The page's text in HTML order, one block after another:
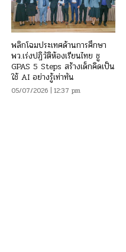
พลิกโฉมประเทศด้านการศึกษา
พว.เร่งปฏิวัติห้องเรียนไทย ชู
GPAS 5 Steps สร้างเด็กคิดเป็น
ใช้ AI อย่างรู้เท่าทัน
05/07/2026 | 12:37 pm